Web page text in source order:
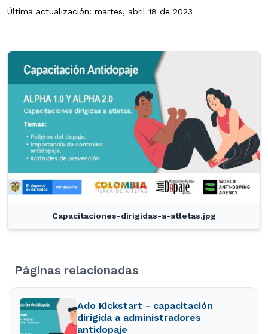
Última actualización: martes, abril 18 de 2023
Capacitaciones-dirigidas-a-atletas.jpg
Páginas relacionadas
Ado Kickstart - capacitación
dirigida a administradores
antidopaje